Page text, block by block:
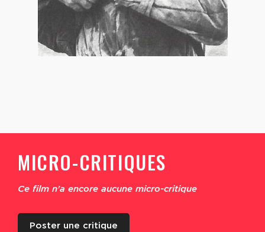
MICRO-CRITIQUES
Ce film n'a encore aucune micro-critique
Poster une critique